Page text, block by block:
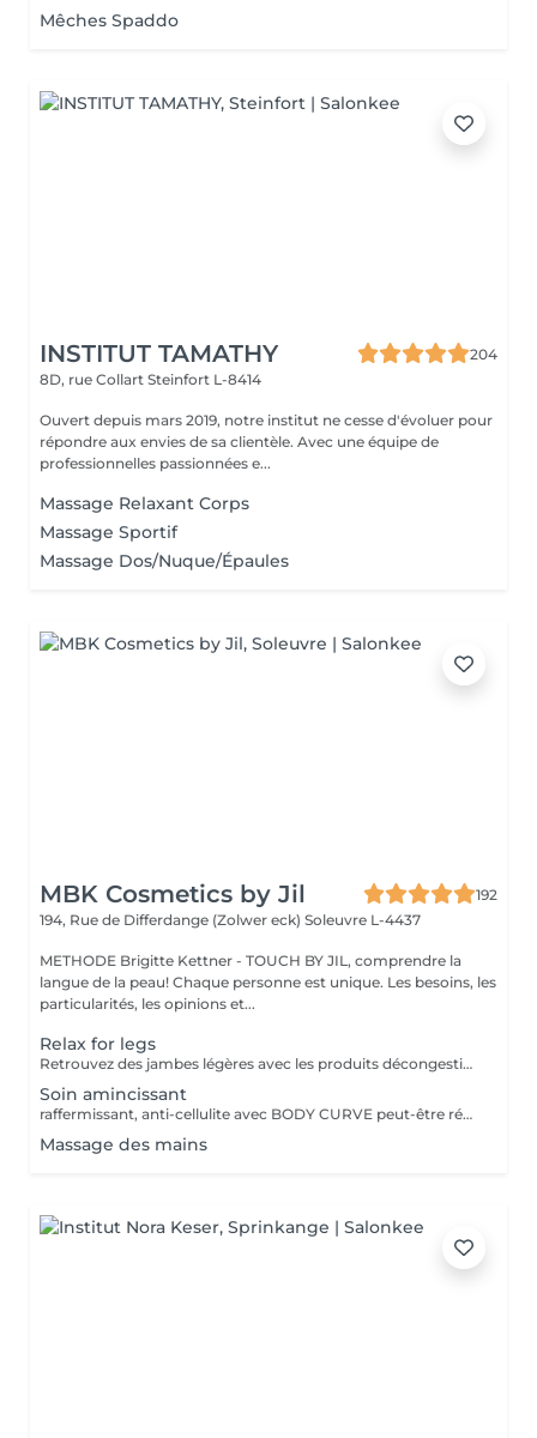
Mêches Spaddo
INSTITUT TAMATHY
204
8D, rue Collart Steinfort L-8414
Ouvert depuis mars 2019, notre institut ne cesse d'évoluer pour
répondre aux envies de sa clientèle. Avec une équipe de
professionnelles passionnées e...
Massage Relaxant Corps
Massage Sportif
Massage Dos/Nuque/Épaules
MBK Cosmetics by Jil
192
194, Rue de Differdange (Zolwer eck) Soleuvre L-4437
METHODE Brigitte Kettner - TOUCH BY JIL, comprendre la
langue de la peau! Chaque personne est unique. Les besoins, les
particularités, les opinions et...
Relax for legs
Retrouvez des jambes légères avec les produits décongestionnants et rafraichissants
Soin amincissant
raffermissant, anti-cellulite avec BODY CURVE peut-être réalisé en cure, devis à demander sur place
Massage des mains